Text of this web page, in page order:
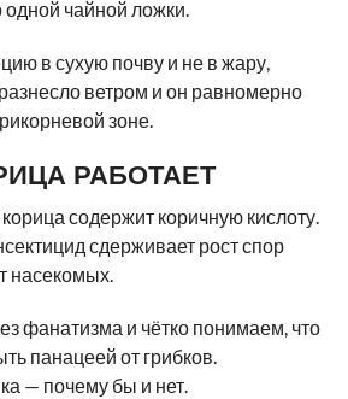
одной чайной ложки.
в сухую почву и не в жару,
ветром и он равномерно
зоне.
РАБОТАЕТ
содержит коричную кислоту.
сдерживает рост спор
насекомых.
фанатизма и чётко понимаем, что
панацеей от грибков.
— почему бы и нет.